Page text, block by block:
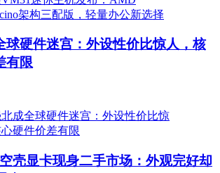
球硬件迷宫：外设性价比惊人，核
有限
壳显卡现身二手市场：外观完好却